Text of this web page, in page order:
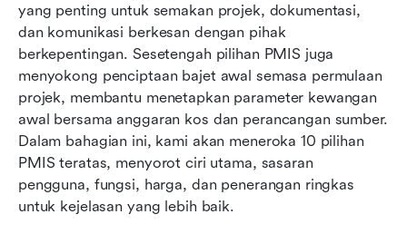
yang penting untuk semakan projek, dokumentasi,
dan komunikasi berkesan dengan pihak
berkepentingan. Sesetengah pilihan PMIS juga
menyokong penciptaan bajet awal semasa permulaan
projek, membantu menetapkan parameter kewangan
awal bersama anggaran kos dan perancangan sumber.
Dalam bahagian ini, kami akan meneroka 10 pilihan
PMIS teratas, menyorot ciri utama, sasaran
pengguna, fungsi, harga, dan penerangan ringkas
untuk kejelasan yang lebih baik.